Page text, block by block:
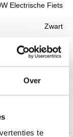
Over
te
Electrische Fiets
Zwart
250 CM